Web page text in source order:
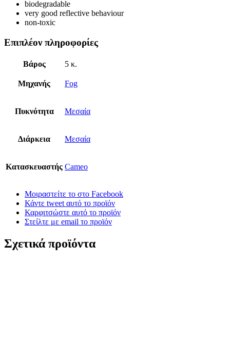
biodegradable
very good reflective behaviour
non-toxic
Επιπλέον πληροφορίες
Βάρος 5 κ.
Μηχανής Fog
Πυκνότητα Μεσαία
Διάρκεια Μεσαία
Κατασκευαστής Cameo
Μοιραστείτε το στο Facebook
Κάντε tweet αυτό το προϊόν
Καρφιτσώστε αυτό το προϊόν
Στείλτε με email το προϊόν
Σχετικά προϊόντα